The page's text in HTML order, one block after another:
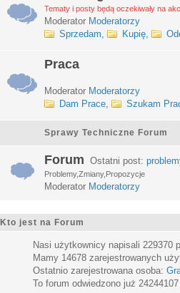
Tematy i posty będą oczekiwały na
Moderator Moderatorzy
Sprzedam, Kupię,
Praca
Moderator Moderatorzy
Dam Prace, Szukam
Sprawy Techniczne Forum
Forum Ostatni post:
Problemy,Zmiany,Propozycje
Moderator Moderatorzy
Kto jest na Forum
Nasi użytkownicy napisali 229370
Mamy 14678 zarejestrowanych
Ostatnio zarejestrowana osoba:
To forum odwiedzono już 24244107